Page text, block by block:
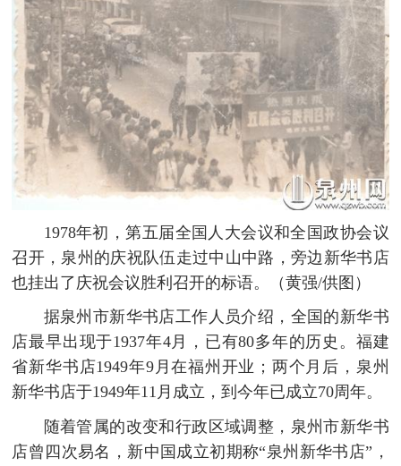
1978年初，第五届全国人大会议和全国政协会议
召开，泉州的庆祝队伍走过中山中路，旁边新华书店
也挂出了庆祝会议胜利召开的标语。（黄强/供图）
据泉州市新华书店工作人员介绍，全国的新华书
店最早出现于1937年4月，已有80多年的历史。福建
省新华书店1949年9月在福州开业；两个月后，泉州
新华书店于1949年11月成立，到今年已成立70周年。
随着管属的改变和行政区域调整，泉州市新华书
店曾四次易名，新中国成立初期称“泉州新华书店”，